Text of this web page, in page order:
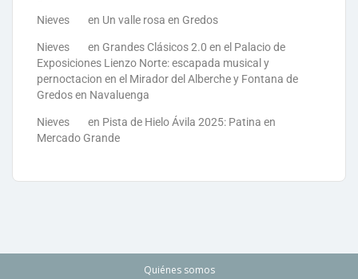
Nieves en Un valle rosa en Gredos
Nieves en Grandes Clásicos 2.0 en el Palacio de
Exposiciones Lienzo Norte: escapada musical y
pernoctacion en el Mirador del Alberche y Fontana de
Gredos en Navaluenga
Nieves en Pista de Hielo Ávila 2025: Patina en
Mercado Grande
Quiénes somos